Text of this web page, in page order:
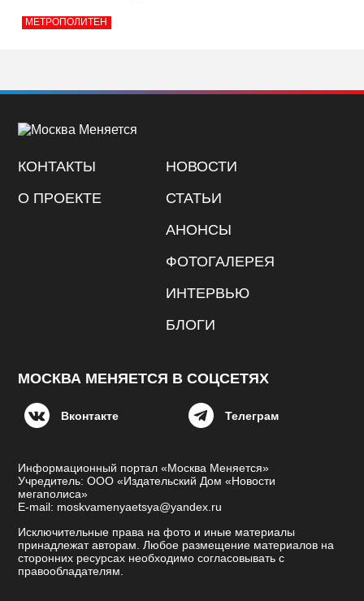
МЕТРОПОЛИТЕН
КОНТАКТЫ
О ПРОЕКТЕ
НОВОСТИ
СТАТЬИ
АНОНСЫ
ФОТОГАЛЕРЕЯ
ИНТЕРВЬЮ
БЛОГИ
МОСКВА МЕНЯЕТСЯ В СОЦСЕТЯХ
Вконтакте Телеграм
Информационный портал «Москва Меняется»
Учредитель: ООО «Издательский Дом «Новости
мегаполиса»
E-mail: moskvamenyaetsya@yandex.ru
Исключительные права на фото и иные материалы
принадлежат авторам. Любое размещение материалов на
сторонних ресурсах необходимо согласовывать с
правообладателям.